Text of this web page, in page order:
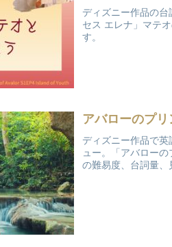
ディズニー作品の
セス エレナ」マテ
す。
アバローのプ
ディズニー作品で
ュー。「アバロー
の難易度、台詞量、